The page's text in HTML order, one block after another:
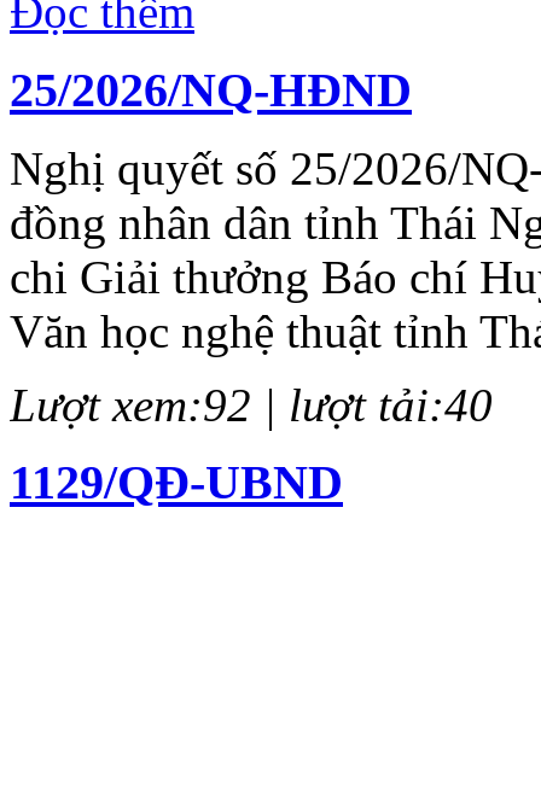
Đọc thêm
25/2026/NQ-HĐND
Nghị quyết số 25/2026/
đồng nhân dân tỉnh Thái
chi Giải thưởng Báo chí
Văn học nghệ thuật tỉnh
Lượt xem:92 | lượt tải:40
1129/QĐ-UBND